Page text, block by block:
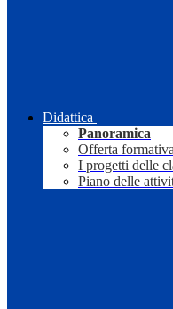
Didattica
Panoramica
Offerta formativa
I progetti delle
Piano delle